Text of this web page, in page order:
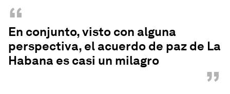
“
En conjunto, visto con alguna
perspectiva, el acuerdo de paz de La
Habana es casi un milagro
”